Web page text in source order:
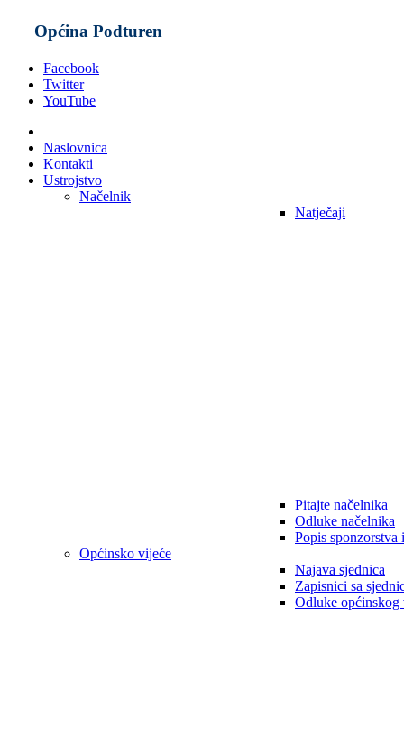
Općina Podturen
Facebook
Twitter
YouTube
Naslovnica
Kontakti
Ustrojstvo
Načelnik
Natječaji
Pitajte načelnika
Odluke načelnika
Popis sponzorstva
Općinsko vijeće
Najava sjednica
Zapisnici sa
Odluke općinskog